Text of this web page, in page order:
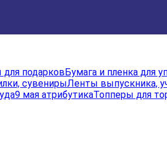
подарковБумага и пленка для
сувенирыЛенты выпускника,
9 мая атрибутикаТопперы для